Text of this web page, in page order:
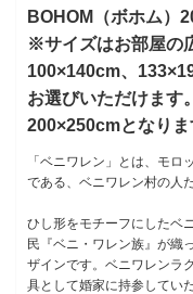
BOHOM（ボホム）
※サイズはお部屋の
100×140cm、
お選びいただけます
200×250cmとなりま
「ベニワレン」とは、モ
である、ベニワレン村の人
ひし形をモチーフにしたベ
民『ベニ・ワレン族』が織
ザインです。ベニワレンラ
具として婚家に持参してい